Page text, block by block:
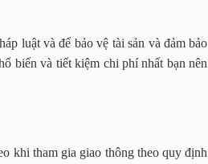
luật và để bảo vệ tài sản và đảm bảo
biến và tiết kiệm chi phí nhất bạn nên
khi tham gia giao thông theo quy định